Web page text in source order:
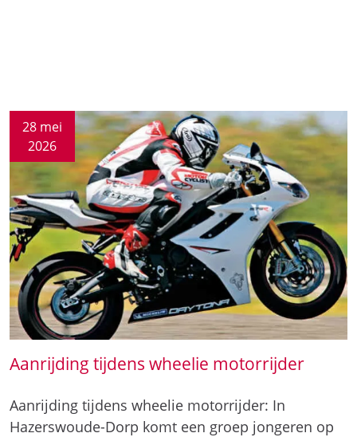
28 mei
2026
Aanrijding tijdens wheelie motorrijder
Aanrijding tijdens wheelie motorrijder: In
Hazerswoude-Dorp komt een groep jongeren op